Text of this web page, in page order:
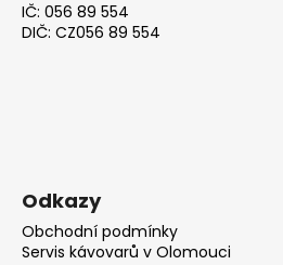
IČ: 056 89 554
DIČ: CZ056 89 554
Odkazy
Obchodní podmínky
Servis kávovarů v Olomouci